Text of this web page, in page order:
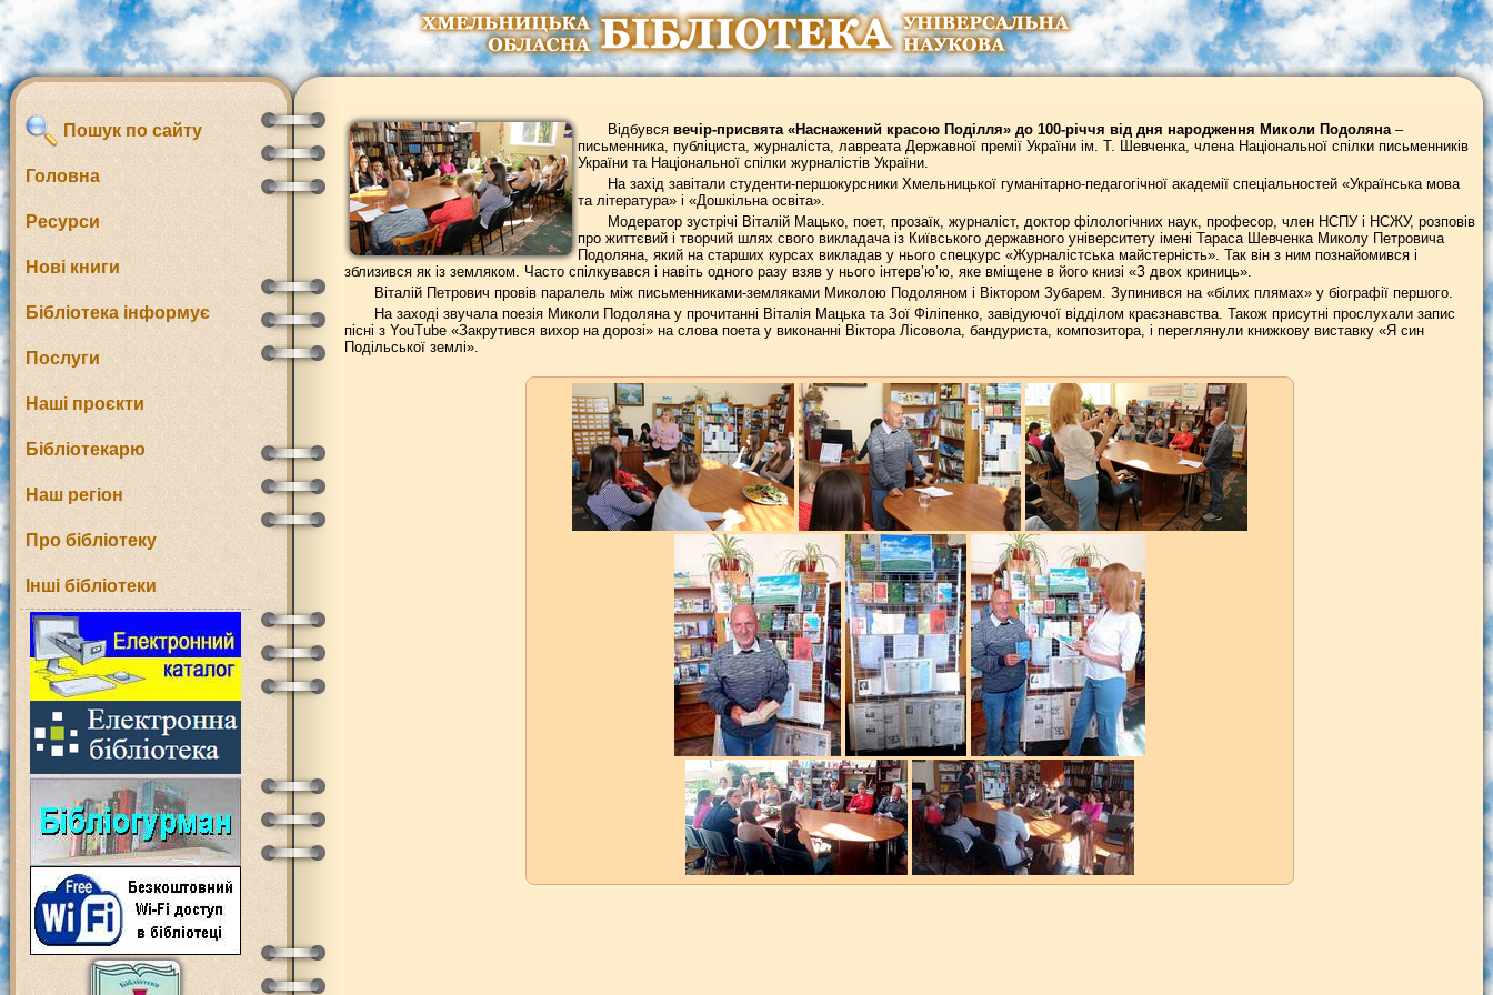
Пошук по сайту
Головна
Ресурси
Нові книги
Бібліотека інформує
Послуги
Наші проєкти
Бібліотекарю
Наш регіон
Про бібліотеку
Інші бібліотеки
Відбувся вечір-присвята «Наснажений красою Поділля» до 100-річчя від дня народження Миколи Подоляна–
письменника, публіциста, журналіста, лавреата Державної премії України ім. Т. Шевченка, члена Національної спілки письменників
України та Національної спілки журналістів України.
На захід завітали студенти-першокурсники Хмельницької гуманітарно-педагогічної академії спеціальностей «Українська мова
та література» і «Дошкільна освіта».
Модератор зустрічі Віталій Мацько, поет, прозаїк, журналіст, доктор філологічних наук, професор, член НСПУ і НСЖУ, розповів
про життєвий і творчий шлях свого викладача із Київського державного університету імені Тараса Шевченка Миколу Петровича
Подоляна, який на старших курсах викладав у нього спецкурс «Журналістська майстерність». Так він з ним познайомився і
зблизився як із земляком. Часто спілкувався і навіть одного разу взяв у нього інтерв’ю’ю, яке вміщене в його книзі «З двох криниць».
Віталій Петрович провів паралель між письменниками-земляками Миколою Подоляном і Віктором Зубарем. Зупинився на «білих плямах» у біографії першого.
На заході звучала поезія Миколи Подоляна у прочитанні Віталія Мацька та Зої Філіпенко, завідуючої відділом краєзнавства. Також присутні прослухали запис
пісні з YouTube «Закрутився вихор на дорозі» на слова поета у виконанні Віктора Лісовола, бандуриста, композитора, і переглянули книжкову виставку «Я син
Подільської землі».